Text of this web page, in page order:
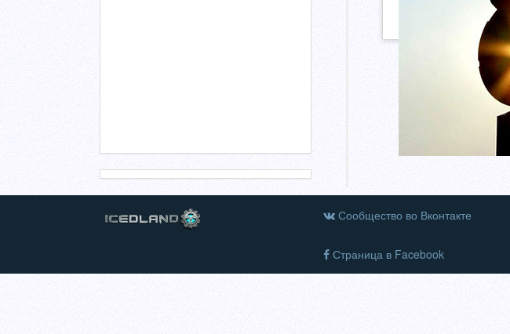
Сообщество во Вконтакте
Страница в Facebook